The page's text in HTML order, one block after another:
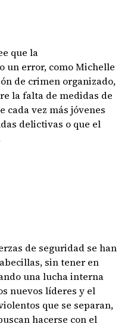
que la
un error, como Michelle
de crimen organizado,
la falta de medidas de
cada vez más jóvenes
delictivas o que el
de seguridad se han
sin tener en
una lucha interna
nuevos líderes y el
que se separan,
hacerse con el